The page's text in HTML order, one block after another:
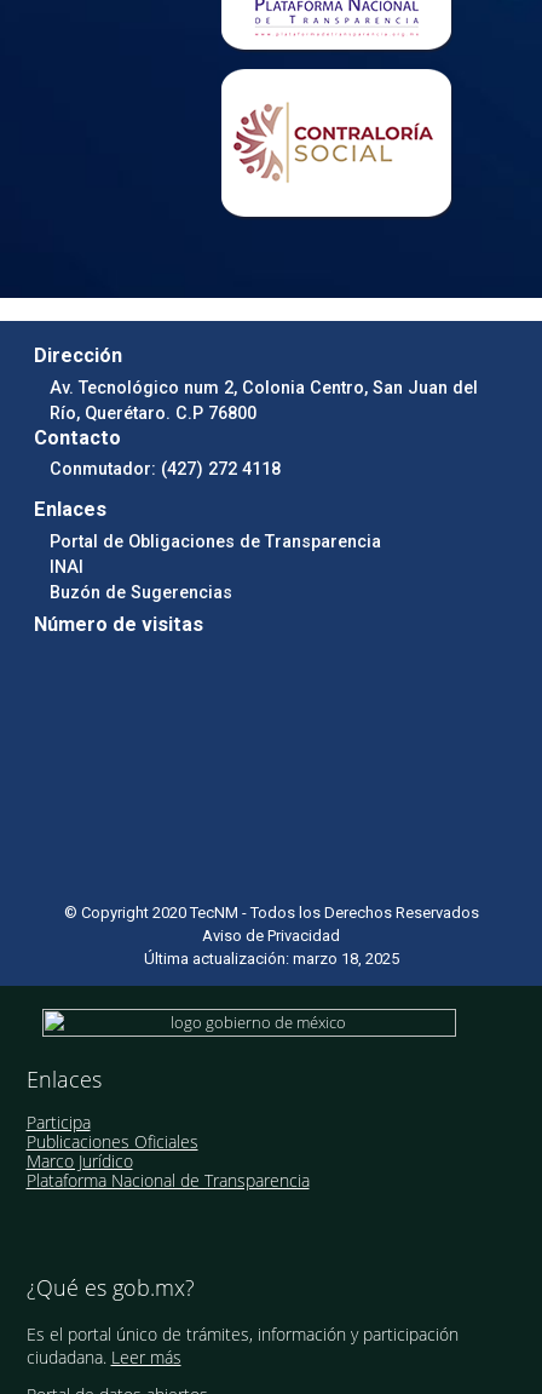
Dirección
Av. Tecnológico num 2, Colonia Centro, San Juan del
Río, Querétaro. C.P 76800
Contacto
Conmutador: (427) 272 4118
Enlaces
Portal de Obligaciones de Transparencia
INAI
Buzón de Sugerencias
Número de visitas
© Copyright 2020 TecNM - Todos los Derechos Reservados
Aviso de Privacidad
Última actualización: marzo 18, 2025
Enlaces
Participa
Publicaciones Oficiales
Marco Jurídico
Plataforma Nacional de Transparencia
¿Qué es gob.mx?
Es el portal único de trámites, información y participación
ciudadana. Leer más